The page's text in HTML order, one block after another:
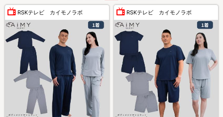
RSKテレビ カイモノラボ RSKテレビ カイモノラボ